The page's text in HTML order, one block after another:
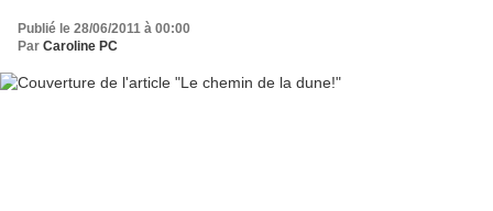
Publié le 28/06/2011 à 00:00
Par Caroline PC